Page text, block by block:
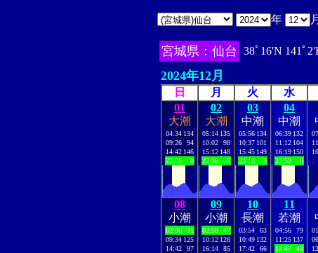
年
宮城県：仙台 38ﾟ16'N 141ﾟ
2024年12月
日 月 火 水
01
大潮
04:34 134
09:26
94
14:42 146
22:01
0
02
大潮
05:14 135
10:02
98
15:12 148
22:36
-3
03
中潮
05:56 134
10:37 101
15:45 149
23:13
-3
04
中潮
06:39 132
11:12 104
16:19 150
23:52
0
08
小潮
02:06
31
09:34 125
14:42
97
09
小潮
02:58
47
10:12 128
16:14
85
10
長潮
03:54
63
10:49 132
17:42
66
11
若潮
04:56
79
11:25 137
18:47
43